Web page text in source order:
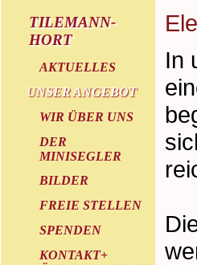
TILEMANN-
HORT
AKTUELLES
UNSER ANGEBOT
WIR ÜBER UNS
DER
MINISEGLER
BILDER
FREIE STELLEN
SPENDEN
KONTAKT+
In